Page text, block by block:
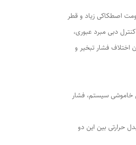
اصطکاکی زیاد و قطر
دبی مبرد عبوری،
اختلاف فشار تبخیر و
خاموشی سیستم، فشار
حرارتی بین این دو